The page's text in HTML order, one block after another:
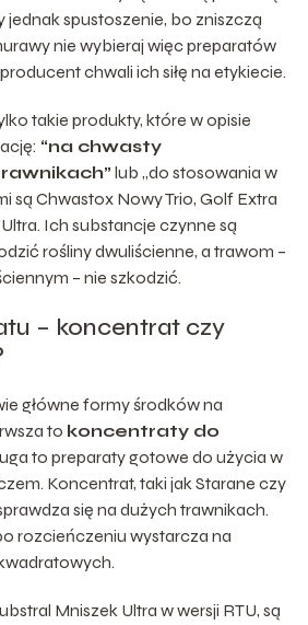
jednak spustoszenie, bo zniszczą
nie wybieraj więc preparatów
chwali ich siłę na etykiecie.
takie produkty, które w opisie
“na chwasty
lub „do stosowania w
są Chwastox Nowy Trio, Golf Extra
Ich substancje czynne są
rośliny dwuliścienne, a trawom –
– nie szkodzić.
– koncentrat czy
główne formy środków na
to koncentraty do
to preparaty gotowe do użycia w
Koncentrat, taki jak Starane czy
się na dużych trawnikach.
rozcieńczeniu wystarcza na
Mniszek Ultra w wersji RTU, są